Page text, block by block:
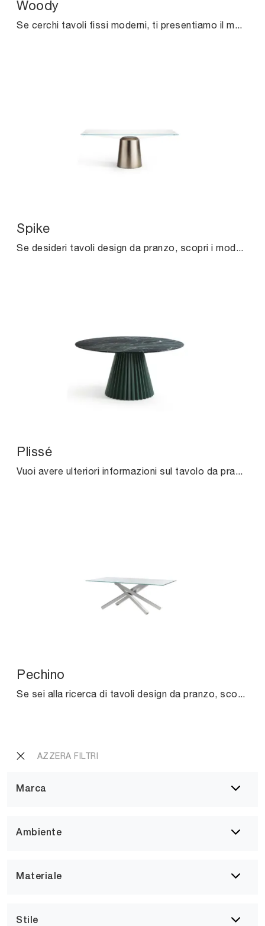
AZZERA FILTRI
Marca
Ambiente
Materiale
Stile
Woody
Se cerchi tavoli fissi moderni, ti presentiamo il modello da cucina in legno Woody del brand Midj.
Spike
Se desideri tavoli design da pranzo, scopri i modelli fissi di Midj: clicca e scopri il modello Spike in vetro.
Plissé
Vuoi avere ulteriori informazioni sul tavolo da pranzo Plissé di Midj? Clicca e ottieni informazioni sui modelli fissi della marca.
Pechino
Se sei alla ricerca di tavoli design da pranzo, scopri i modelli fissi di Midj: clicca e scopri il modello Pechino in vetro.